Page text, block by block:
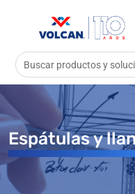
Espátulas y